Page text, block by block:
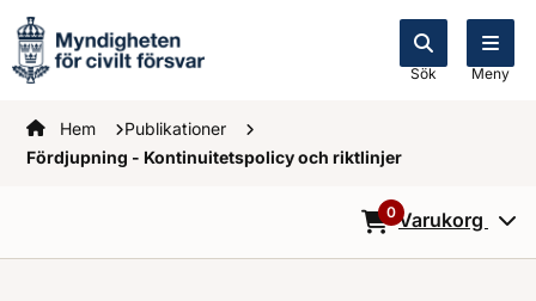
Sök Meny
Startsidan
Hem
Publikationer
Fördjupning - Kontinuitetspolicy och riktlinjer
0Varukorg